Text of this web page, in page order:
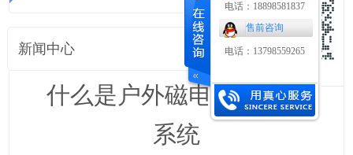
电话：18898581837
售前咨询
电话：13798559265
新闻中心
什么是户外磁电车位引导
系统